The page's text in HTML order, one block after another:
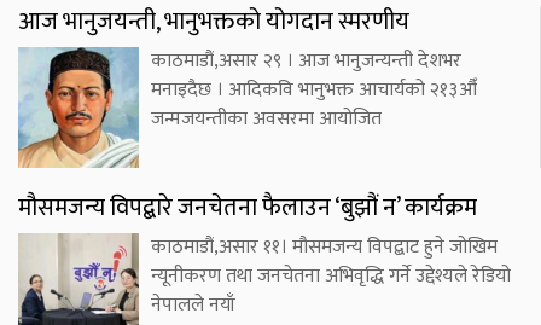
आज भानुजयन्ती, भानुभक्तको योगदान स्मरणीय
काठमाडौं,असार २९ । आज भानुजन्यन्ती देशभर
मनाइदैछ । आदिकवि भानुभक्त आचार्यको २१३औँ
जन्मजयन्तीका अवसरमा आयोजित
मौसमजन्य विपद्बारे जनचेतना फैलाउन ‘बुझौं न’ कार्यक्रम
काठमाडौं,असार ११। मौसमजन्य विपद्बाट हुने जोखिम
न्यूनीकरण तथा जनचेतना अभिवृद्धि गर्ने उद्देश्यले रेडियो
नेपालले नयाँ